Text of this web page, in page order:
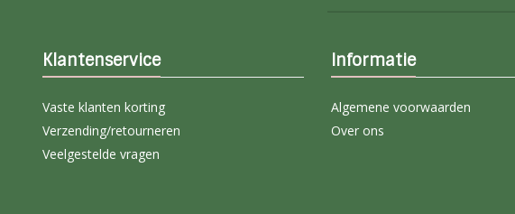
Klantenservice
Vaste klanten korting
Verzending/retourneren
Veelgestelde vragen
Informatie
Algemene voorwaarden
Over ons